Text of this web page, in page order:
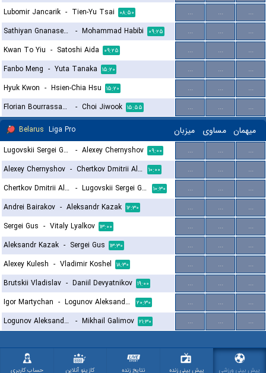
Lubomir Jancarik - Tien-Yu Tsai ۰۸:۵۰ ... ...
...
Sathiyan Gnanasekaran
- Mohammad Habibi ۰۹:۲۵ ... ...
...
Kwan To Yiu - Satoshi Aida ۰۹:۲۵ ... ...
...
Fanbo Meng - Yuta Tanaka ۱۵:۲۰ ... ...
...
Hyuk Kwon - Hsien-Chia Hsu ۱۵:۲۰ ... ...
...
Florian Bourrassaud
- Choi Jiwook ۱۵:۵۵ ... ...
...
Belarus Liga Pro میزبان مساوی میهمان
Lugovskii Sergei Grigorevich - Alexey Chernyshov ۰۹:۰۰ ... ...
...
Alexey Chernyshov - Chertkov Dmitrii Aleksandrovich ۱۰:۰۰ ... ...
...
Chertkov Dmitrii Aleksandrovich - Lugovskii Sergei Grigorevich ۱۰:۳۰ ... ...
...
Andrei Bairakov - Aleksandr Kazak ۱۲:۳۰ ... ...
...
Sergei Gus - Vitaly Lyalkov ۱۳:۰۰ ... ...
...
Aleksandr Kazak - Sergei Gus ۱۳:۳۰ ... ...
...
Alexey Kulesh - Vladimir Koshel ۱۸:۳۰ ... ...
...
Brutskii Vladislav - Daniil Devyatnikov ۱۹:۰۰ ... ...
...
Igor Martychan - Logunov Aleksandr Petrovich ۲۰:۳۰ ... ...
...
Logunov Aleksandr Petrovich
- Mikhail Galimov ۲۱:۳۰ ... ... ...
پیش بینی ورزشی پیش بینی زنده نتایج زنده کازینو آنلاین حساب کاربری